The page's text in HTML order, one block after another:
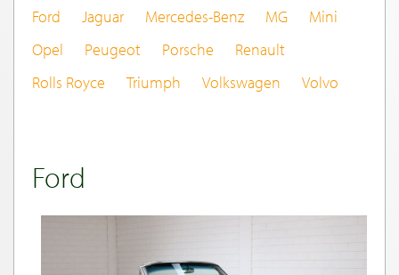
Ford
Jaguar Mercedes-Benz MG
Mini
Opel
Peugeot Porsche
Renault
Rolls Royce
Triumph Volkswagen Volvo
Ford